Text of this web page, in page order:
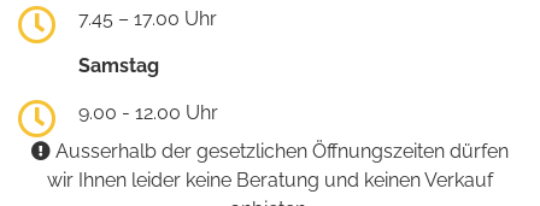
7.45 – 17.00 Uhr
Samstag
9.00 - 12.00 Uhr
Ausserhalb der gesetzlichen Öffnungszeiten dürfen
wir Ihnen leider keine Beratung und keinen Verkauf